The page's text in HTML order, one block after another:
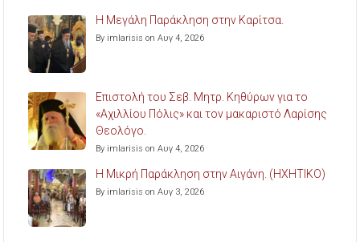
Η Μεγάλη Παράκληση στην Καρίτσα.
By imlarisis on Αυγ 4, 2026
Επιστολή του Σεβ. Μητρ. Κηθύρων για το
«Αχιλλίου Πόλις» και τον μακαριστό Λαρίσης
Θεολόγο.
By imlarisis on Αυγ 4, 2026
Η Μικρή Παράκληση στην Αιγάνη. (ΗΧΗΤΙΚΟ)
By imlarisis on Αυγ 3, 2026